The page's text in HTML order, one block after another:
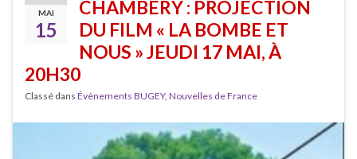
MAI
15
CHAMBÉRY : PROJECTION
DU FILM « LA BOMBE ET
NOUS » JEUDI 17 MAI, À
20H30
Classé dans Évènements BUGEY, Nouvelles de France